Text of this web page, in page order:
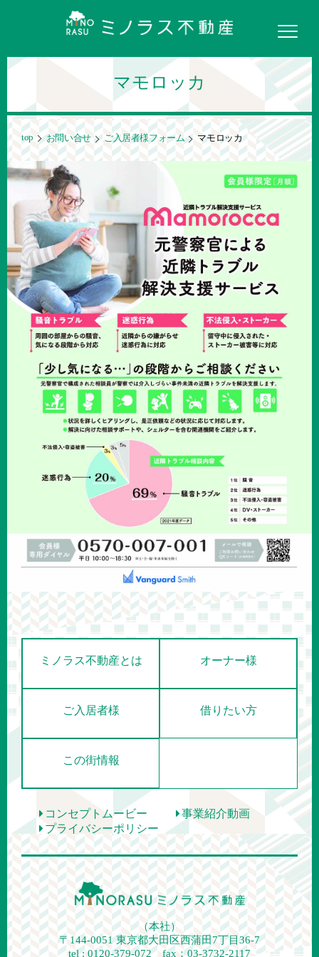
マモロッカ
top お問い合せ ご入居者様フォーム マモロッカ
ミノラス不動産とは オーナー様
ご入居者様 借りたい方
この街情報
コンセプトムービー
事業紹介動画
プライバシーポリシー
（本社）
〒144-0051東京都大田区西蒲田7丁目36-7
tel : 0120-379-072 fax：03-3732-2117